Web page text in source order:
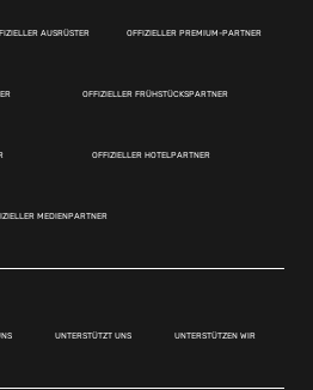
AUSRÜSTER OFFIZIELLER PREMIUM-PARTNER
OFFIZIELLER FRÜHSTÜCKSPARTNER
OFFIZIELLER HOTELPARTNER
MEDIENPARTNER
UNTERSTÜTZT UNS UNTERSTÜTZEN WIR